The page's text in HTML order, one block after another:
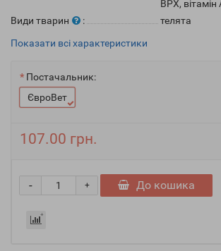
ВРХ, вітамін
Види тварин
:
телята
Показати всі характеристики
Постачальник:
ЄвроВет
107.00 грн.
+
- До кошика